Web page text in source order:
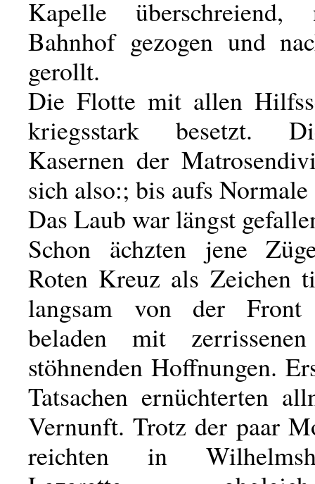
Kapelle
Bahnhof gezogen und
gerollt.
Die Flotte mit allen
kriegsstark besetzt.
Kasernen der
sich also:; bis aufs
Das Laub war längst
Schon ächzten jene
Roten Kreuz als Zeichen
langsam von der
beladen mit
stöhnenden Hoffnungen.
Tatsachen ernüchterten
Vernunft. Trotz der paar
reichten in